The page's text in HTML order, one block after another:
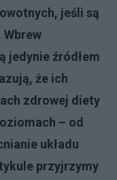
jeśli są
jedynie źródłem
że ich
zdrowej diety
– od
układu
przyjrzymy